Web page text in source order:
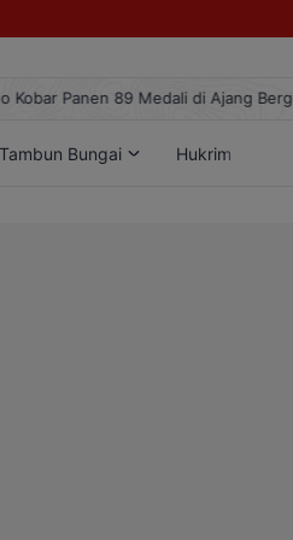
Panen 89 Medali di Ajang
Bungai Hukrim